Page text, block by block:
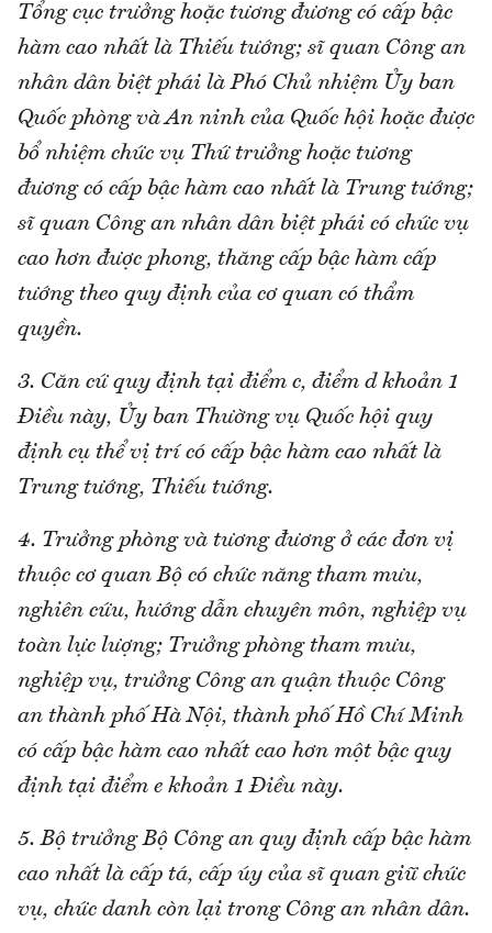
Tổng cục trưởng hoặc tương đương có cấp bậc
hàm cao nhất là Thiếu tướng; sĩ quan Công an
nhân dân biệt phái là Phó Chủ nhiệm Ủy ban
Quốc phòng và An ninh của Quốc hội hoặc được
bổ nhiệm chức vụ Thứ trưởng hoặc tương
đương có cấp bậc hàm cao nhất là Trung tướng;
sĩ quan Công an nhân dân biệt phái có chức vụ
cao hơn được phong, thăng cấp bậc hàm cấp
tướng theo quy định của cơ quan có thẩm
quyền.
3. Căn cứ quy định tại điểm c, điểm d khoản 1
Điều này, Ủy ban Thường vụ Quốc hội quy
định cụ thể vị trí có cấp bậc hàm cao nhất là
Trung tướng, Thiếu tướng.
4. Trưởng phòng và tương đương ở các đơn vị
thuộc cơ quan Bộ có chức năng tham mưu,
nghiên cứu, hướng dẫn chuyên môn, nghiệp vụ
toàn lực lượng; Trưởng phòng tham mưu,
nghiệp vụ, trưởng Công an quận thuộc Công
an thành phố Hà Nội, thành phố Hồ Chí Minh
có cấp bậc hàm cao nhất cao hơn một bậc quy
định tại điểm e khoản 1 Điều này.
5. Bộ trưởng Bộ Công an quy định cấp bậc hàm
cao nhất là cấp tá, cấp úy của sĩ quan giữ chức
vụ, chức danh còn lại trong Công an nhân dân.